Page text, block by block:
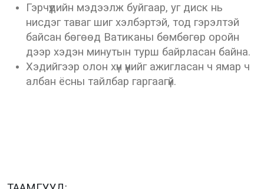
Гэрчүүдийн мэдээлж буйгаар, уг диск нь
нисдэг таваг шиг хэлбэртэй, тод гэрэлтэй
байсан бөгөөд Ватиканы бөмбөгөр оройн
дээр хэдэн минутын турш байрласан байна.
Хэдийгээр олон хүн үүнийг ажигласан ч ямар ч
албан ёсны тайлбар гаргаагүй.